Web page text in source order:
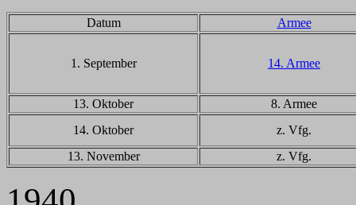
Datum Armee
1. September 14. Armee
13. Oktober
8. Armee
14. Oktober
z. Vfg.
13. November
z. Vfg.